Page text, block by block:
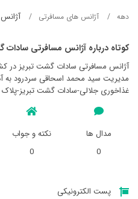
دهه آژانس های مسافرتی
کوتاه درباره آژانس مسافرتی سادات
آژانس مسافرتی سادات گشت تبريز در
مدیریت سید محمد اسحاقی سردرود به
غذاخوری جلالی-سادات گشت تبریز-پلاک 459 میباشد
مدال ها
0
نکته و جواب
0
پست الکترونیکی